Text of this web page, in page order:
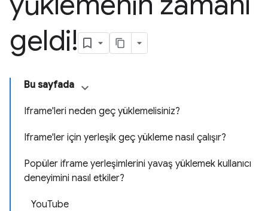
geldi!
Bu sayfada
Iframe'leri neden geç yüklemelisiniz?
Iframe'ler için yerleşik geç yükleme nasıl çalışır?
Popüler iframe yerleşimlerini yavaş yüklemek kullanıcı
deneyimini nasıl etkiler?
YouTube